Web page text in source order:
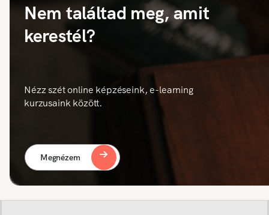
Nem találtad meg, amit
kerestél?
Nézz szét online képzéseink, e-learning
kurzusaink között.
Megnézem